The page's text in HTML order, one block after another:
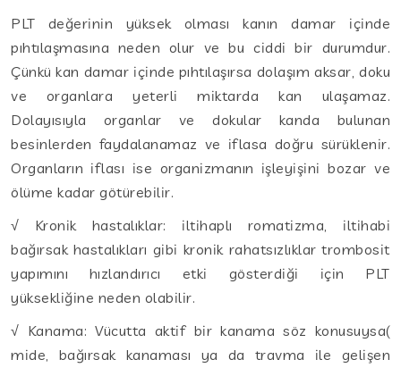
PLT değerinin yüksek olması kanın damar içinde
pıhtılaşmasına neden olur ve bu ciddi bir durumdur.
Çünkü kan damar içinde pıhtılaşırsa dolaşım aksar, doku
ve organlara yeterli miktarda kan ulaşamaz.
Dolayısıyla organlar ve dokular kanda bulunan
besinlerden faydalanamaz ve iflasa doğru sürüklenir.
Organların iflası ise organizmanın işleyişini bozar ve
ölüme kadar götürebilir.
√ Kronik hastalıklar: iltihaplı romatizma, iltihabi
bağırsak hastalıkları gibi kronik rahatsızlıklar trombosit
yapımını hızlandırıcı etki gösterdiği için PLT
yüksekliğine neden olabilir.
√ Kanama: Vücutta aktif bir kanama söz konusuysa(
mide, bağırsak kanaması ya da travma ile gelişen